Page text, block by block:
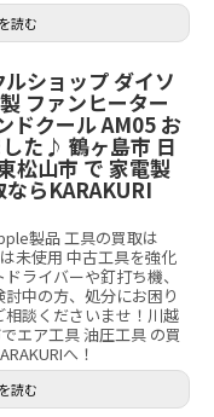
読む
ルショップ ダイソ
ファンヒーター
ドクール AM05 お
た♪ 鶴ヶ島市 日
松山市 で 家電製
らKARAKURI
製品 工具の買取は
未使用 中古工具を強化
ライバーや釘打ち機、
中の方、処分にお困り
談くださいませ！川越
エア工具 油圧工具 の買
へ！
読む